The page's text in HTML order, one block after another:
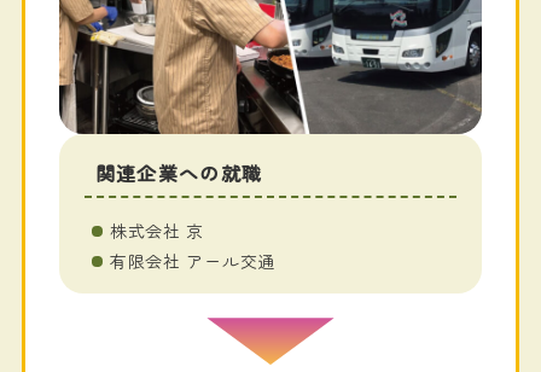
関連企業への就職
株式会社 京
有限会社 アール交通